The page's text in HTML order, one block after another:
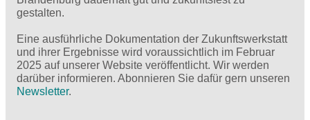
gestalten.
Eine ausführliche Dokumentation der Zukunftswerkstatt
und ihrer Ergebnisse wird voraussichtlich im Februar
2025 auf unserer Website veröffentlicht. Wir werden
darüber informieren. Abonnieren Sie dafür gern unseren
Newsletter.